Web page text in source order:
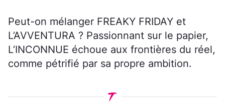
Peut-on mélanger FREAKY FRIDAY et
L’AVVENTURA ? Passionnant sur le papier,
L’INCONNUE échoue aux frontières du réel,
comme pétrifié par sa propre ambition.